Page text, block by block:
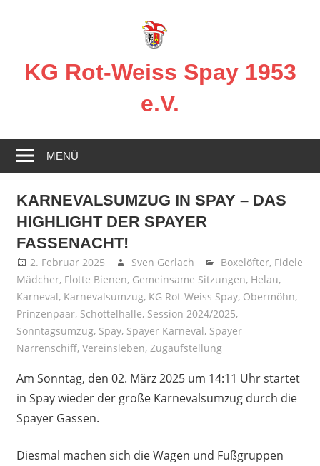
KG Rot-Weiss Spay 1953
e.V.
in
Spay!
MENÜ
KARNEVALSUMZUG IN SPAY – DAS
HIGHLIGHT DER SPAYER
FASSENACHT!
2. Februar 2025 Sven Gerlach Boxelöfter, Fidele
Mädcher, Flotte Bienen, Gemeinsame Sitzungen, Helau,
Karneval, Karnevalsumzug, KG Rot-Weiss Spay, Obermöhn,
Prinzenpaar, Schottelhalle, Session 2024/2025,
Sonntagsumzug, Spay, Spayer Karneval, Spayer
Narrenschiff, Vereinsleben, Zugaufstellung
Am Sonntag, den 02. März 2025 um 14:11 Uhr startet
in Spay wieder der große Karnevalsumzug durch die
Spayer Gassen.
Diesmal machen sich die Wagen und Fußgruppen